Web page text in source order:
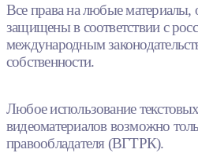
Все права на любые материалы,
защищены в соответствии с
международным
собственности.
Любое использование
видеоматериалов возможно
правообладателя (ВГТРК).